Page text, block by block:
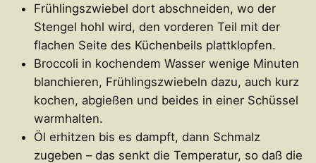
Frühlingszwiebel dort abschneiden, wo der
Stengel hohl wird, den vorderen Teil mit der
flachen Seite des Küchenbeils plattklopfen.
Broccoli in kochendem Wasser wenige Minuten
blanchieren, Frühlingszwiebeln dazu, auch kurz
kochen, abgießen und beides in einer Schüssel
warmhalten.
Öl erhitzen bis es dampft, dann Schmalz
zugeben – das senkt die Temperatur, so daß die